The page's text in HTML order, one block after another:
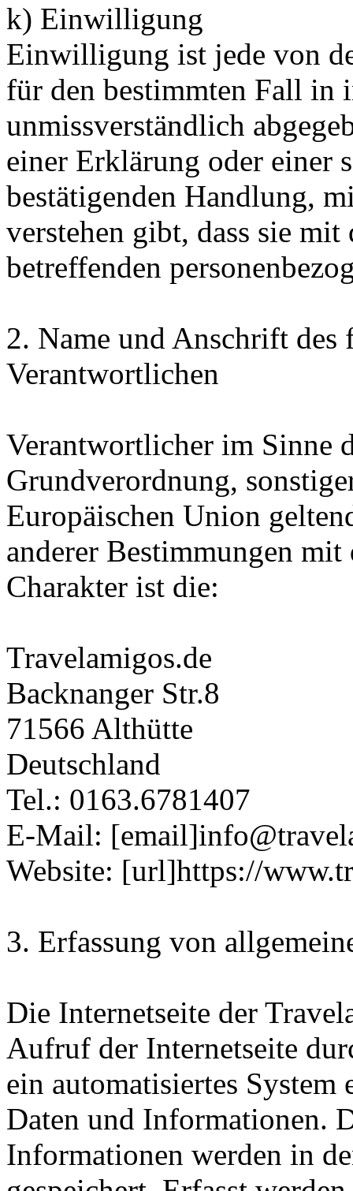
k) Einwilligung
Einwilligung ist jede von
für den bestimmten Fall in
unmissverständlich
einer Erklärung oder einer
bestätigenden Handlung,
verstehen gibt, dass sie
betreffenden
2. Name und Anschrift des
Verantwortlichen
Verantwortlicher im Sinne
Grundverordnung,
Europäischen Union
anderer Bestimmungen
Charakter ist die:
Travelamigos.de
Backnanger Str.8
71566 Althütte
Deutschland
Tel.: 0163.6781407
E-Mail:
Website: [url]https://
3. Erfassung von
Die Internetseite der
Aufruf der Internetseite
ein automatisiertes
Daten und Informationen.
Informationen werden in